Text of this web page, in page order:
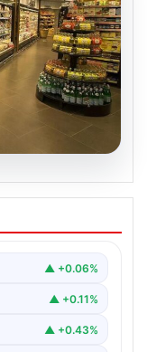
ayı
▲ +0.06%
▲ +0.11%
▲ +0.43%